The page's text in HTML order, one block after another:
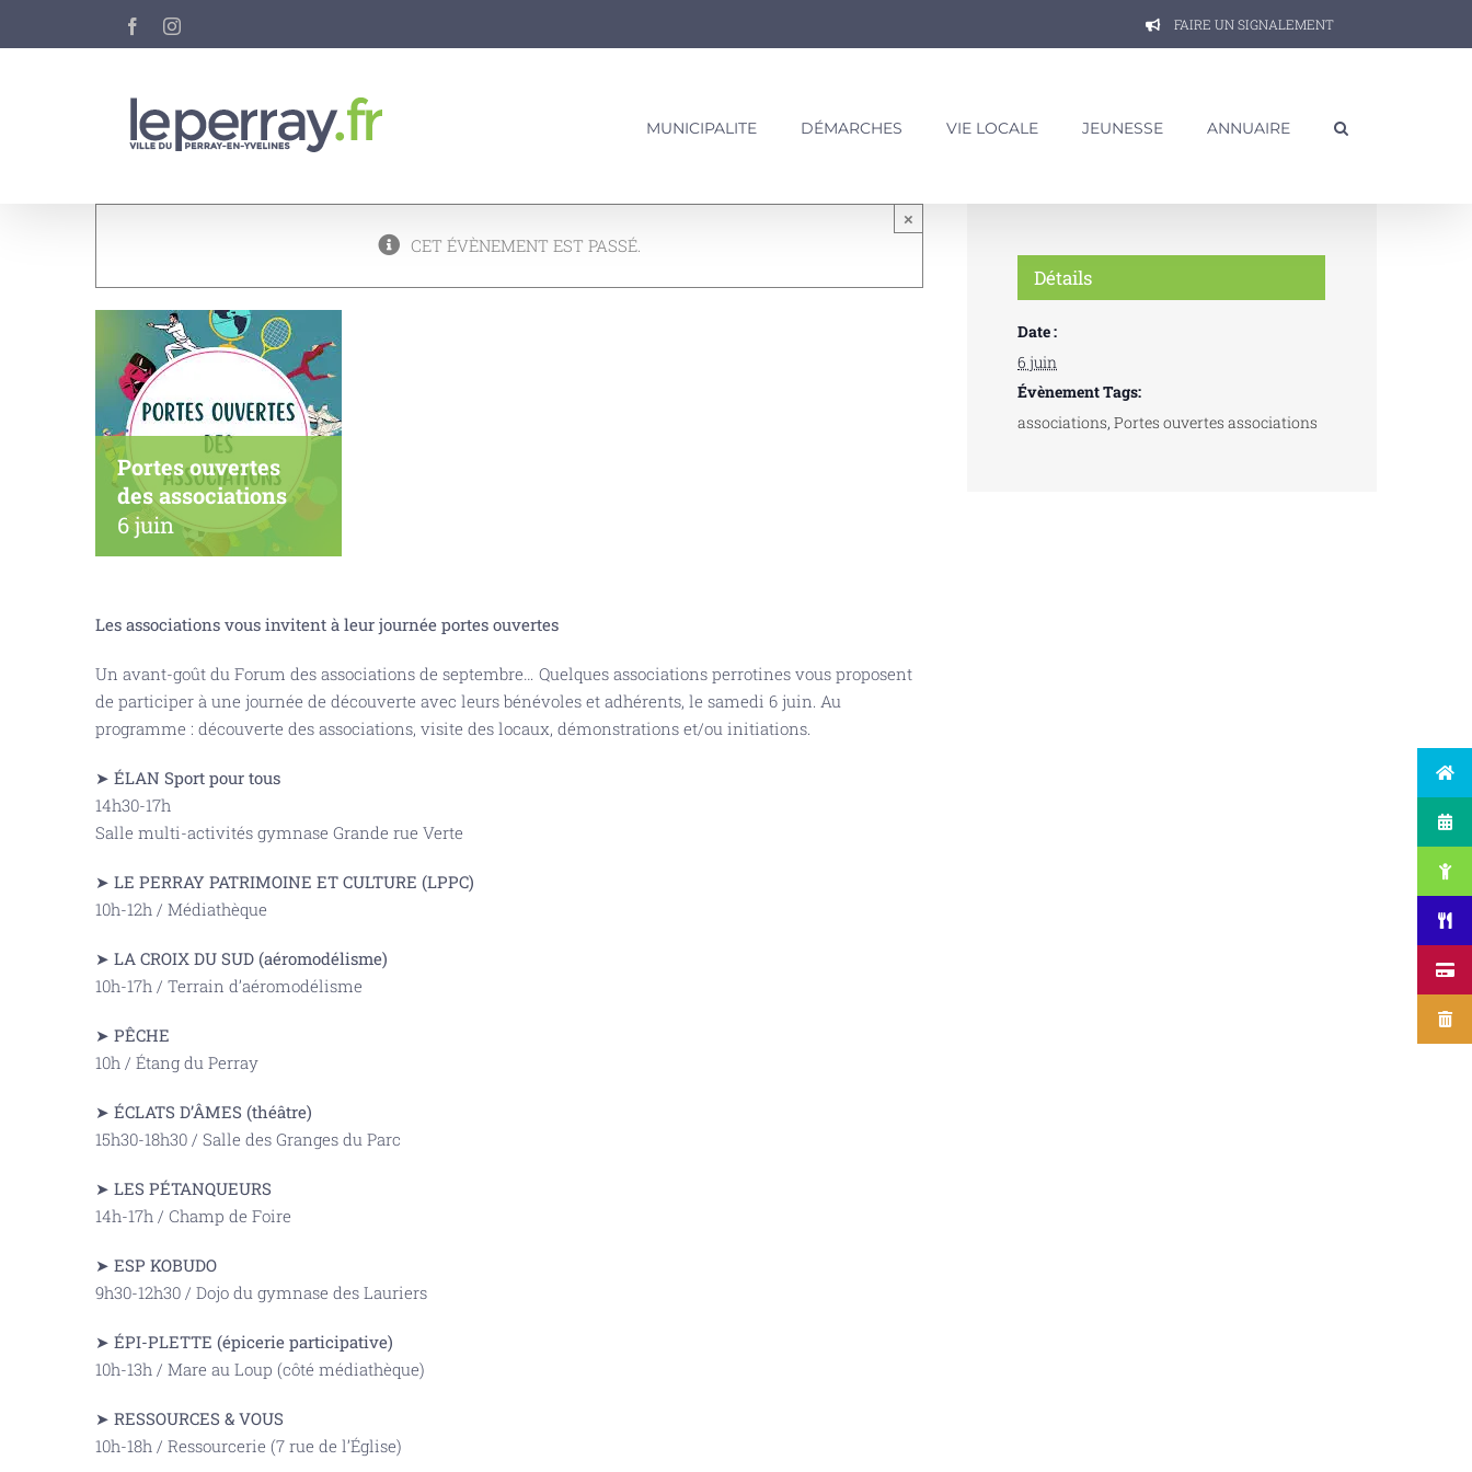
FacebookInstagram FAIRE UN SIGNALEMENT
MUNICIPALITE DÉMARCHES VIE LOCALE JEUNESSE ANNUAIRE
CET ÉVÈNEMENT EST PASSÉ.
×
Portes ouvertes
des associations
6 juin
Les associations vous invitent à leur journée portes ouvertes
Un avant-goût du Forum des associations de septembre… Quelques associations perrotines vous proposent
de participer à une journée de découverte avec leurs bénévoles et adhérents, le samedi 6 juin. Au
programme : découverte des associations, visite des locaux, démonstrations et/ou initiations.
➤ ÉLAN Sport pour tous
14h30-17h
Salle multi-activités gymnase Grande rue Verte
➤ LE PERRAY PATRIMOINE ET CULTURE (LPPC)
10h-12h / Médiathèque
➤ LA CROIX DU SUD (aéromodélisme)
10h-17h / Terrain d’aéromodélisme
➤ PÊCHE
10h / Étang du Perray
➤ ÉCLATS D’ÂMES (théâtre)
15h30-18h30 / Salle des Granges du Parc
➤ LES PÉTANQUEURS
14h-17h / Champ de Foire
➤ ESP KOBUDO
9h30-12h30 / Dojo du gymnase des Lauriers
➤ ÉPI-PLETTE (épicerie participative)
10h-13h / Mare au Loup (côté médiathèque)
➤ RESSOURCES & VOUS
10h-18h / Ressourcerie (7 rue de l’Église)
Détails
Date :
6 juin
Évènement Tags:
associations,Portes ouvertes associations